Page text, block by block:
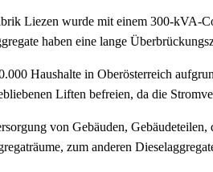
Liezen wurde mit einem 300-kVA-
haben eine lange
Haushalte in Oberösterreich
Liften befreien, da die
von Gebäuden,
zum anderen